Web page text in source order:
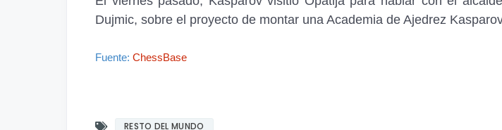
Dujmic, sobre el proyecto de montar una Academia de Ajedrez
Fuente: ChessBase
RESTO DEL MUNDO